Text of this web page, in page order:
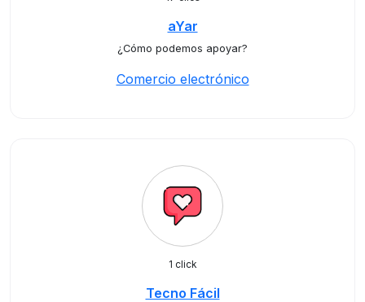
aYar
¿Cómo podemos apoyar?
Comercio electrónico
1 click
Tecno Fácil